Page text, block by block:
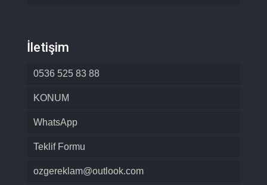
İletişim
0536 525 83 88
KONUM
WhatsApp
Teklif Formu
ozgereklam@outlook.com